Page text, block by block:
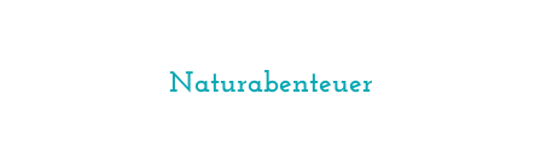
Naturabenteuer